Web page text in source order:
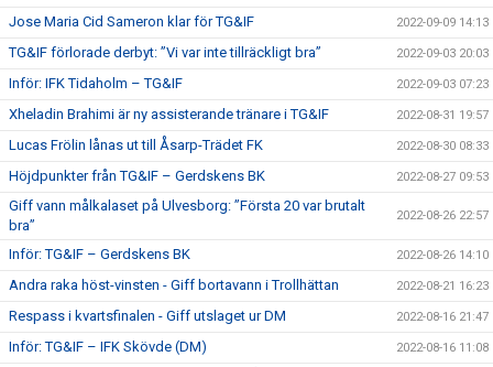
Jose Maria Cid Sameron klar för TG&IF 2022-09-09 14:13
TG&IF förlorade derbyt: ”Vi var inte tillräckligt bra” 2022-09-03 20:03
Inför: IFK Tidaholm – TG&IF 2022-09-03 07:23
Xheladin Brahimi är ny assisterande tränare i TG&IF 2022-08-31 19:57
Lucas Frölin lånas ut till Åsarp-Trädet FK 2022-08-30 08:33
Höjdpunkter från TG&IF – Gerdskens BK 2022-08-27 09:53
Giff vann målkalaset på Ulvesborg: ”Första 20 var brutalt
bra”
2022-08-26 22:57
Inför: TG&IF – Gerdskens BK 2022-08-26 14:10
Andra raka höst-vinsten - Giff bortavann i Trollhättan 2022-08-21 16:23
Respass i kvartsfinalen - Giff utslaget ur DM 2022-08-16 21:47
Inför: TG&IF – IFK Skövde (DM) 2022-08-16 11:08